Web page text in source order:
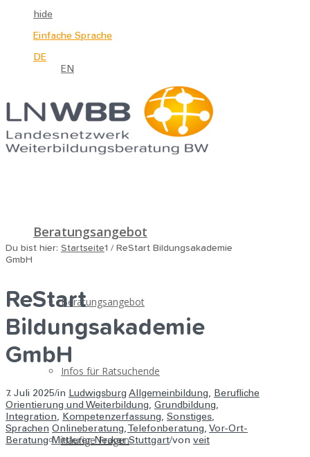
hide
Einfache Sprache
DE
EN
Beratungsangebot
Beratungsangebot
Infos für Ratsuchende
Häufige Fragen
Du bist hier: Startseite1 / ReStart Bildungsakademie
GmbH
ReStart
Bildungsakademie
GmbH
7. Juli 2025/in Ludwigsburg Allgemeinbildung, Berufliche
Orientierung und Weiterbildung, Grundbildung,
Integration, Kompetenzerfassung, Sonstiges,
Sprachen Onlineberatung, Telefonberatung, Vor-Ort-
Beratung Mittlerer Neckar Stuttgart/von veit